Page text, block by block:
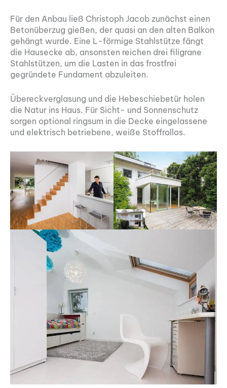
Für den Anbau ließ Christoph Jacob zunächst einen
Betonüberzug gießen, der quasi an den alten Balkon
gehängt wurde. Eine L-förmige Stahlstütze fängt
die Hausecke ab, ansonsten reichen drei filigrane
Stahlstützen, um die Lasten in das frostfrei
gegründete Fundament abzuleiten.
Übereckverglasung und die Hebeschiebetür holen
die Natur ins Haus. Für Sicht- und Sonnenschutz
sorgen optional ringsum in die Decke eingelassene
und elektrisch betriebene, weiße Stoffrollos.